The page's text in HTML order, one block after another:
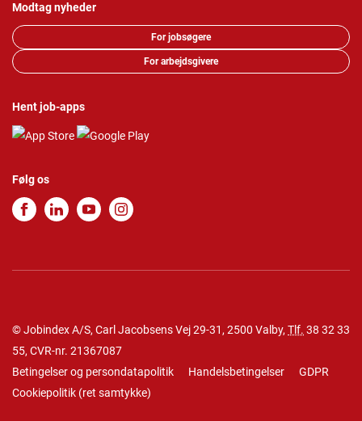
Modtag nyheder
For jobsøgere
For arbejdsgivere
Hent job-apps
Følg os
© Jobindex A/S, Carl Jacobsens Vej 29-31, 2500 Valby, Tlf. 38 32 33
55, CVR-nr. 21367087
Betingelser og persondatapolitik
Handelsbetingelser
GDPR
Cookiepolitik (ret samtykke)